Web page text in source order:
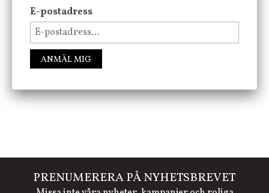
FÖLJ OSS PÅ INSTAGRAM @JBHOME
PRENUMERERA PÅ NYHETSBREVET
E-postadress
ANMÄL MIG